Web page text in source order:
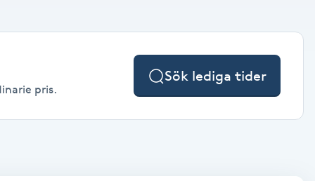
pris.
Sök lediga tider